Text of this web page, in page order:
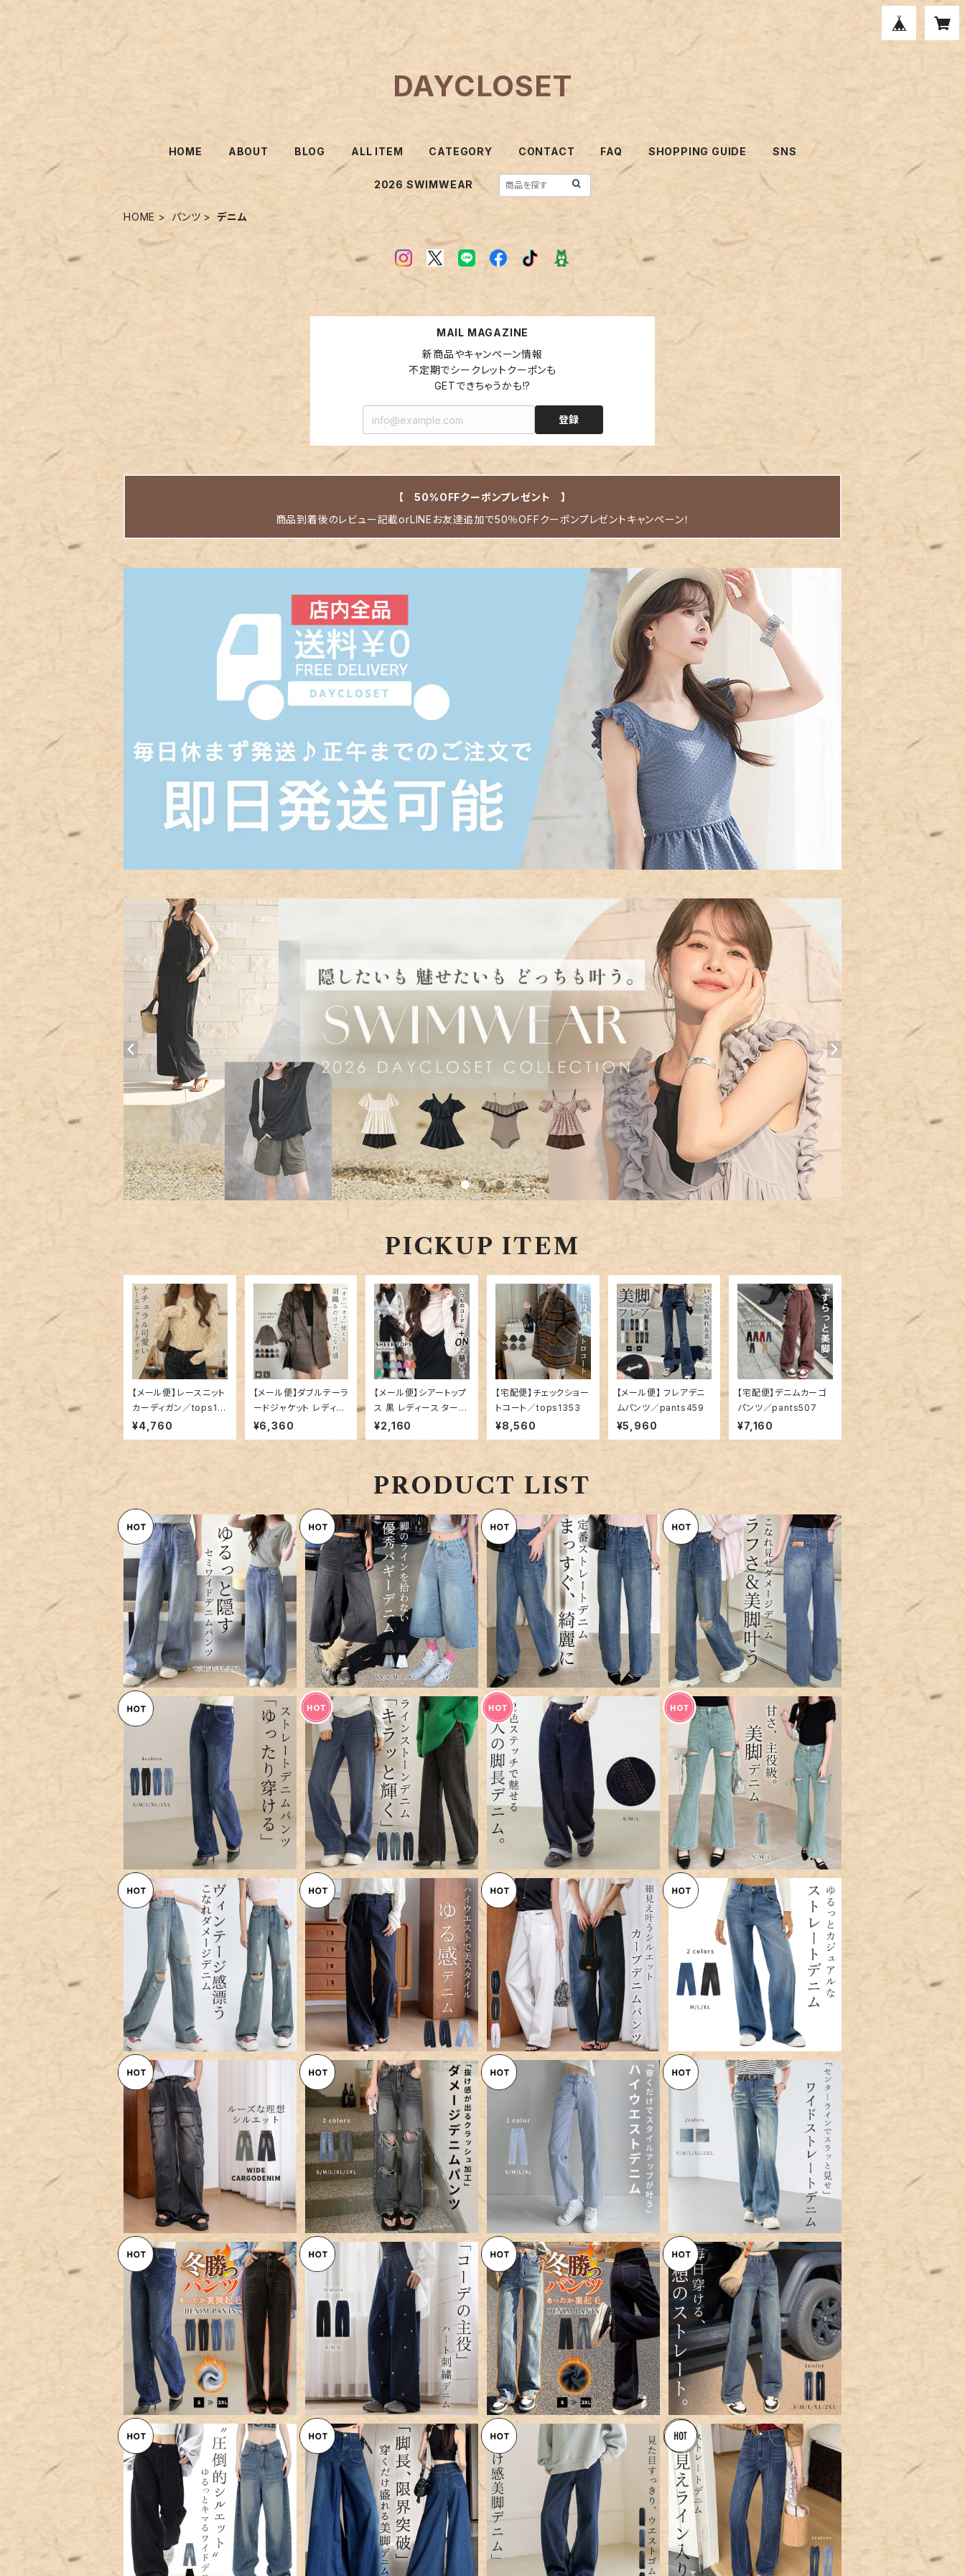
DAYCLOSET
HOME ABOUT BLOG ALL ITEM CATEGORY CONTACT FAQ SHOPPING GUIDE SNS
2026 SWIMWEAR
HOME パンツ デニム
MAIL MAGAZINE
新商品やキャンペーン情報
不定期でシークレットクーポンも
GETできちゃうかも!?
登録
【 50%OFFクーポンプレゼント 】
商品到着後のレビュー記載orLINEお友達追加で50％OFFクーポンプレゼントキャンペーン！
PICKUP ITEM
【メール便】レースニット
カーディガン／tops14
56
¥4,760
【メール便】ダブルテーラ
ードジャケット レディー
ス 秋 冬 チェック／top
s1337
¥6,360
【メール便】シアートップ
ス 黒 レディース タート
ルネック ／tops1442
¥2,160
【宅配便】チェックショー
トコート／tops1353
¥8,560
【メール便】 フレアデニ
ムパンツ／pants459
¥5,960
【宅配便】デニムカーゴ
パンツ／pants507
¥7,160
PRODUCT LIST
【宅配便】「少しの広がりで美脚
に近づく」デニム パンツ セミワイ
ド レディース ポイント／pants
700
¥8,960
【メール便】 「靴下がよく見える
丈感」バギーパンツ レディース
デニム ジーンズ／pants696
¥6,360
【メール便】 「まっすぐ美シルエッ
ト」デニム パンツ ストレート ジ
ーンズ／pants698
¥7,360
【メール便】 「初心者も穿きやす
いダメージ」デニム パンツ スト
レート レディース／pants699
¥7,360
【宅配便】 「バックボタンは映え
にも」デニム パンツ ストレート
レディース ／pants654
¥8,760
【メール便】「キラッと大人デニ
ム」デニム パンツ ワイド ストレ
ート レディース／pants662
¥8,360
【メール便】「雨の日も気にせず
穿ける」デニム パンツ ワイド ゆ
ったり ストレート／pants673
¥7,560
【メール便】「爽やかで甘みのあ
るデザイン」デニム パンツ スリ
ム レディース ボトムス／pants
683
¥5,960
SOLD OUT
【メール便】 「ダメージが差し色
っぽく」ワイド パンツ デニム ダ
メージ／pants688
¥6,360
【宅配便】「美ゆるっとシルエッ
ト」ワイドパンツ デニム レディー
ス ゆったり きれいめ／pants6
18
¥8,960
【宅配便】「カーブデザインで脚を
綺麗に魅せる」 カーブデニム パ
ンツ レディース 細見え／pants
619
¥8,360
【宅配便】「春夏コーデを格上げ
するパンツ」 ワイド ストレート
デニム レディース／pants623
¥6,360
【宅配便】「ローライズでウエスト
との対比」ワイドパンツ ストレー
ト デニム ボトムス レディース／
pants624
¥8,560
SOLD OUT
【宅配便】「タック入りでダメージ
強調」ワイドパンツ ストレート
デニム ボトムス レディース／pa
nts632
¥5,960
【宅配便】「前はボタン3つ、後ろ
はクロス」 ストレート デニム レ
ディース ボトムス／pants635
¥5,360
【宅配便】「脚カバー＆キレイ見せ
に」ワイド ストレート デニム ワ
イドシルエット レディース／pa
nts636
¥8,360
SOLD OUT
【宅配便】「着太りの心配なし」裏
微起毛 デニム パンツ ストレート
レディース／pants661
¥9,160
【宅配便】「ハート刺繍で主役級」
デニム パンツ ワイド ストレート
タック／pants664
¥7,960
【宅配便】「タイツなしでもOK！」
裏起毛 デニム パンツ ストレート
レディース／pants665
¥7,960
【宅配便】「穿いた時から知ってる
感覚」デニム パンツ ストレート
レディース ボトムス／pants6
66
¥7,360
【宅配便】 「色落ちが味」ワイド
パンツ デニム ジーンズ／pant
s689
¥5,960
【宅配便】 「カットオフでアクセン
ト+」ワイド パンツ デニム レディ
ース／pants692
¥5,960
【宅配便】 「器用な体型の隠し
方」デニム パンツ ワイド ストレ
ート レディース ／pants655
¥8,960
SOLD OUT
【メール便】 「美脚強調センター」
デニム パンツ ストレート レディ
ース ／pants658
¥7,960